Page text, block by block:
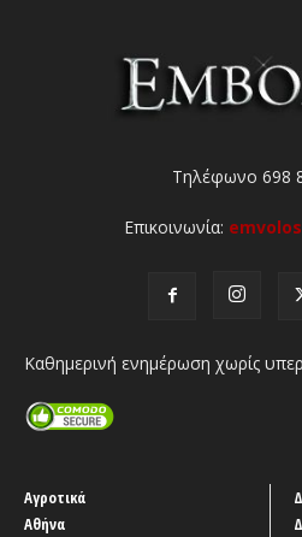
Τηλέφωνο 698
Επικοινωνία:
Καθημερινή ενημέρωση χωρίς
Αγροτικά
Αθήνα